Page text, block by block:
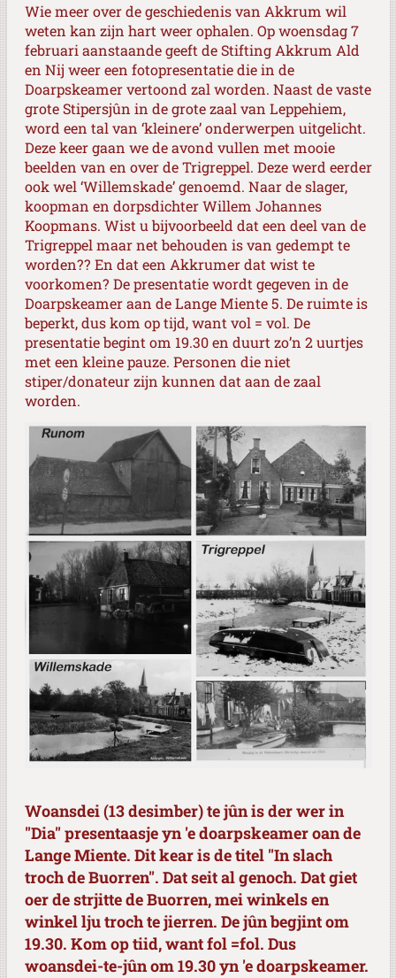
Wie meer over de geschiedenis van Akkrum wil
weten kan zijn hart weer ophalen. Op woensdag 7
februari aanstaande geeft de Stifting Akkrum Ald
en Nij weer een fotopresentatie die in de
Doarpskeamer vertoond zal worden. Naast de vaste
grote Stipersjûn in de grote zaal van Leppehiem,
word een tal van ‘kleinere’ onderwerpen uitgelicht.
Deze keer gaan we de avond vullen met mooie
beelden van en over de Trigreppel. Deze werd eerder
ook wel ‘Willemskade’ genoemd. Naar de slager,
koopman en dorpsdichter Willem Johannes
Koopmans. Wist u bijvoorbeeld dat een deel van de
Trigreppel maar net behouden is van gedempt te
worden?? En dat een Akkrumer dat wist te
voorkomen? De presentatie wordt gegeven in de
Doarpskeamer aan de Lange Miente 5. De ruimte is
beperkt, dus kom op tijd, want vol = vol. De
presentatie begint om 19.30 en duurt zo’n 2 uurtjes
met een kleine pauze. Personen die niet
stiper/donateur zijn kunnen dat aan de zaal
worden.
Woansdei (13 desimber) te jûn is der wer in
"Dia" presentaasje yn 'e doarpskeamer oan de
Lange Miente. Dit kear is de titel ''In slach
troch de Buorren''. Dat seit al genoch. Dat giet
oer de strjitte de Buorren, mei winkels en
winkel lju troch te jierren. De jûn begjint om
19.30. Kom op tiid, want fol =fol. Dus
woansdei-te-jûn om 19.30 yn 'e doarpskeamer.